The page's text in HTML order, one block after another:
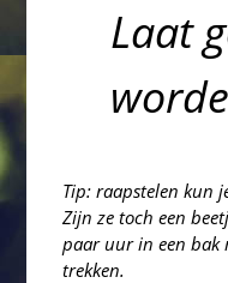
Laat
Tip: raapstelen kun
Zijn ze toch een
paar uur in een bak
trekken.